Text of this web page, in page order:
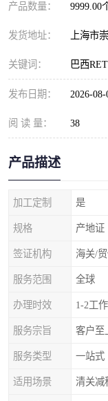
产品数量： 9999.00
发货地址： 上海市
关键词： 巴西
发布日期： 2026-08-
阅 读 量： 38
产品描述
加工定制 是
规格 产地证
签证机构 海关/
服务范围 全球
办理时效 1-2工
服务宗旨 客户至
服务类型 一站式
适用场景 清关减